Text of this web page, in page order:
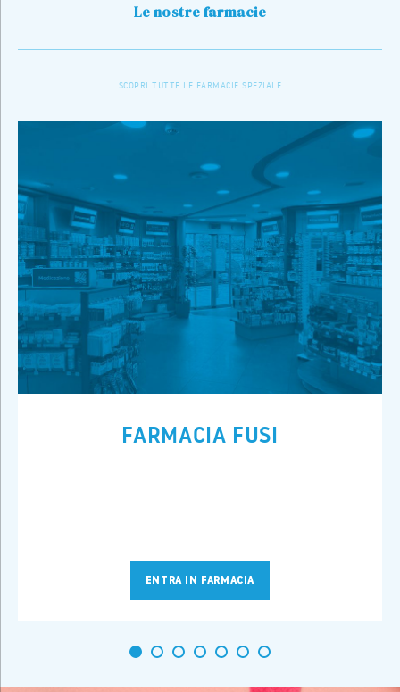
Le nostre farmacie
SCOPRI TUTTE LE FARMACIE SPEZIALE
FARMACIA FUSI
ENTRA IN FARMACIA